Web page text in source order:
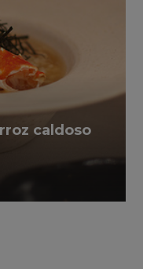
caldoso